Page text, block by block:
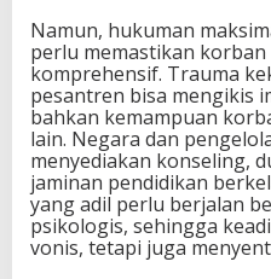
Namun, hukuman
perlu memastikan
komprehensif. Trauma
pesantren bisa mengikis
bahkan kemampuan
lain. Negara dan
menyediakan konseling,
jaminan pendidikan
yang adil perlu berjalan
psikologis, sehingga
vonis, tetapi juga